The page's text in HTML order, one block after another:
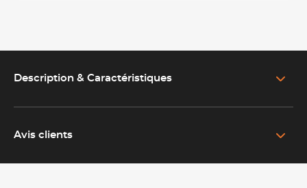
Description & Caractéristiques
cuisines collectives
Le bac inox GN 1/3 Lacor est conçu pour répondre aux
Avis clients